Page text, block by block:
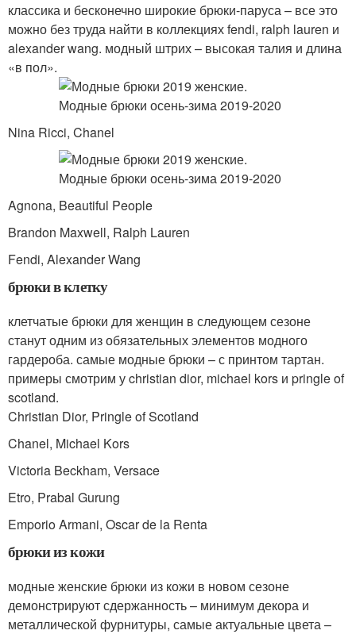
классика и бесконечно широкие брюки-паруса – все это
можно без труда найти в коллекциях fendi, ralph lauren и
alexander wang. модный штрих – высокая талия и длина
«в пол».
Nina Ricci, Chanel
Agnona, Beautiful People
Brandon Maxwell, Ralph Lauren
Fendi, Alexander Wang
брюки в клетку
клетчатые брюки для женщин в следующем сезоне
станут одним из обязательных элементов модного
гардероба. самые модные брюки – с принтом тартан.
примеры смотрим у christian dior, michael kors и pringle of
scotland.
Christian Dior, Pringle of Scotland
Chanel, Michael Kors
Victoria Beckham, Versace
Etro, Prabal Gurung
Emporio Armani, Oscar de la Renta
брюки из кожи
модные женские брюки из кожи в новом сезоне
демонстрируют сдержанность – минимум декора и
металлической фурнитуры, самые актуальные цвета –